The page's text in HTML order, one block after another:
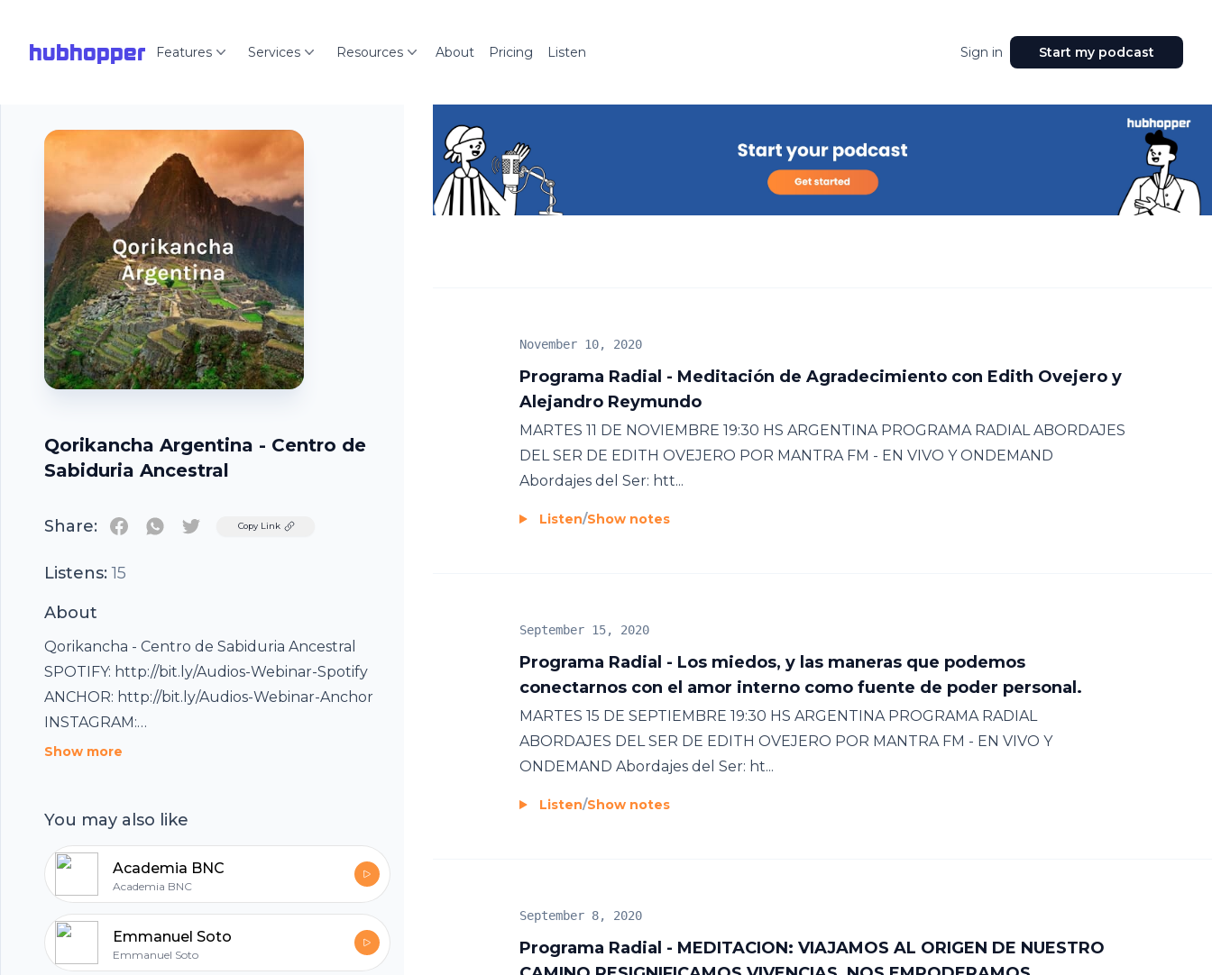
hubhopper Features Services Resources About Pricing Listen Sign in Start my podcast
Qorikancha Argentina - Centro de
Sabiduria Ancestral
Share: TwitterCopy Link
Listens: 15
About
Qorikancha - Centro de Sabiduria Ancestral
SPOTIFY: http://bit.ly/Audios-Webinar-Spotify
ANCHOR: http://bit.ly/Audios-Webinar-Anchor
INSTAGRAM:
https://www.instagram.com/qorikancha_chamanismo/
https://www.facebook.com/chamanismo/ EMAIL:
chamanismoar@hotmail.com
Show more
You may also like
Academia BNC
Academia BNC
Emmanuel Soto
Emmanuel Soto
Programa Radial - Meditación de Agradecimiento con Edith Ovejero y
Alejandro Reymundo
November 10, 2020
MARTES 11 DE NOVIEMBRE 19:30 HS ARGENTINA PROGRAMA RADIAL ABORDAJES
DEL SER DE EDITH OVEJERO POR MANTRA FM - EN VIVO Y ONDEMAND
Abordajes del Ser: htt...
Listen/Show notes
Programa Radial - Los miedos, y las maneras que podemos
conectarnos con el amor interno como fuente de poder personal.
September 15, 2020
MARTES 15 DE SEPTIEMBRE 19:30 HS ARGENTINA PROGRAMA RADIAL
ABORDAJES DEL SER DE EDITH OVEJERO POR MANTRA FM - EN VIVO Y
ONDEMAND Abordajes del Ser: ht...
Listen/Show notes
Programa Radial - MEDITACION: VIAJAMOS AL ORIGEN DE NUESTRO
September 8, 2020